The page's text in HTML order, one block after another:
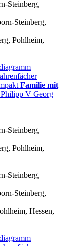
Steinberg,
Steinberg,
Pohlheim,
Familie mit
Philipp V Georg
Steinberg,
Pohlheim,
Steinberg,
Steinberg,
Hessen,